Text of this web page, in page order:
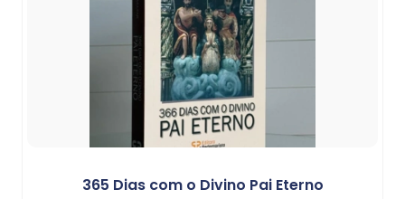
365 Dias com o Divino Pai Eterno